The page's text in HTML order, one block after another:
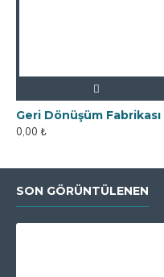
0,00 ₺
SON GÖRÜNTÜLENEN